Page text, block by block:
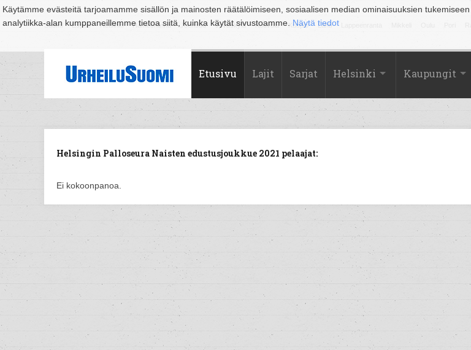
Käytämme evästeitä tarjoamamme sisällön ja mainosten räätälöimiseen, sosiaalisen median ominaisuuksien
analytiikka-alan kumppaneillemme tietoa siitä, kuinka käytät sivustoamme. Näytä tiedot
Suomi Espoo Helsinki Hämeenlinna Joensuu Jyväskylä Kouvola Kuopio Lahti
Etusivu Lajit Sarjat Helsinki Kaupungit
Helsingin Palloseura Naisten edustusjoukkue 2021 pelaajat:
Ei kokoonpanoa.